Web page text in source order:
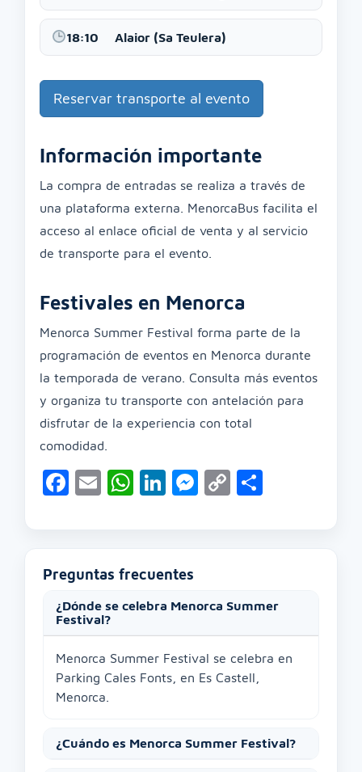
18:10 Alaior (Sa Teulera)
Reservar transporte al evento
Información importante
La compra de entradas se realiza a través de
una plataforma externa. MenorcaBus facilita el
acceso al enlace oficial de venta y al servicio
de transporte para el evento.
Festivales en Menorca
Menorca Summer Festival forma parte de la
programación de eventos en Menorca durante
la temporada de verano. Consulta más eventos
y organiza tu transporte con antelación para
disfrutar de la experiencia con total
comodidad.
Facebook
EmailWhatsApp
LinkedIn
Messenger
Copy
Preguntas frecuentes
¿Dónde se celebra Menorca Summer
Festival?
Menorca Summer Festival se celebra en
Parking Cales Fonts, en Es Castell,
Menorca.
¿Cuándo es Menorca Summer Festival?